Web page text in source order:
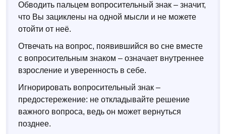
Обводить пальцем вопросительный знак – значит,
что Вы зациклены на одной мысли и не можете
отойти от неё.
Отвечать на вопрос, появившийся во сне вместе
с вопросительным знаком – означает внутреннее
взросление и уверенность в себе.
Игнорировать вопросительный знак –
предостережение: не откладывайте решение
важного вопроса, ведь он может вернуться
позднее.